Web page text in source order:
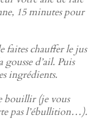
15 minutes pour
faites chauffer le jus
d’ail. Puis
ingrédients.
bouillir (je vous
pas l’ébullition…).